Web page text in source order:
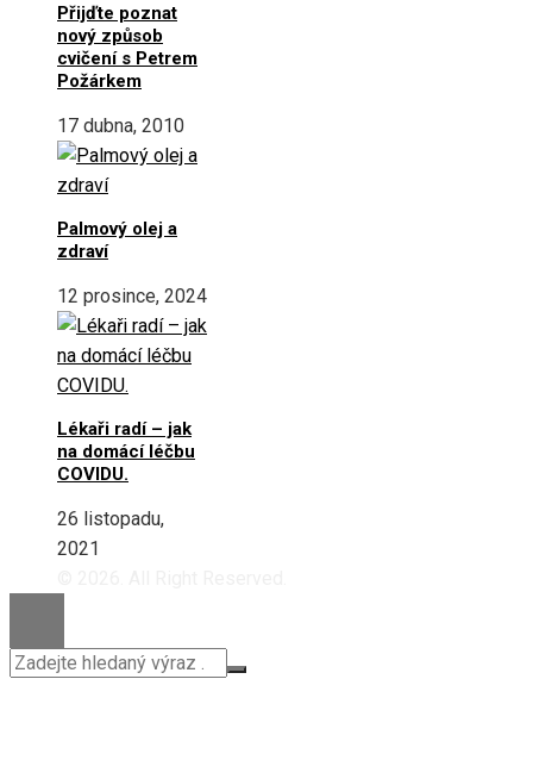
Přijďte poznat
nový způsob
cvičení s Petrem
Požárkem
17 dubna, 2010
Palmový olej a
zdraví
12 prosince, 2024
Lékaři radí – jak
na domácí léčbu
COVIDU.
26 listopadu,
2021